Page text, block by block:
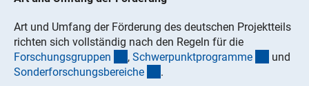
Art und Umfang der Förderung des deutschen Projektteils
richten sich vollständig nach den Regeln für die
Forschungsgruppen (interner Link)
, Schwerpunktprogramme
und
Sonderforschungsbereiche (interner Link)
.